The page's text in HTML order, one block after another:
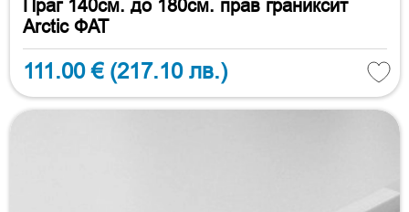
Праг 140см. до 180см. прав граниксит
Arctic ФАТ
111.00 € (217.10 лв.)